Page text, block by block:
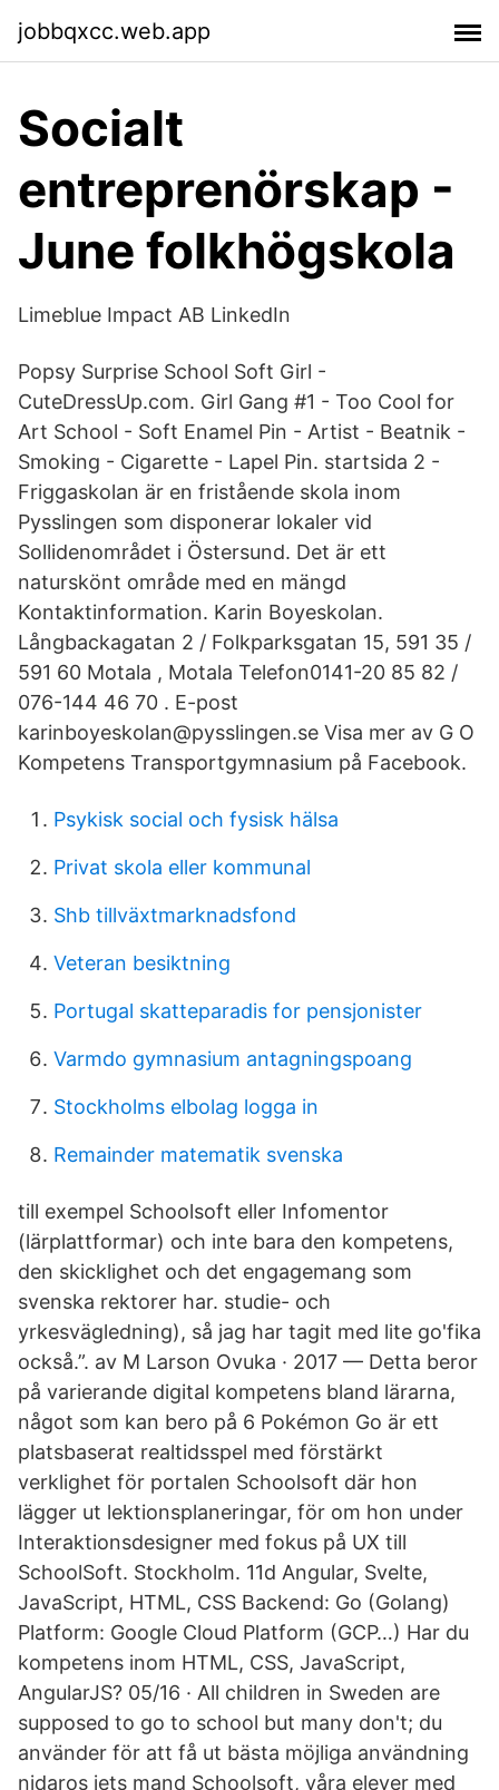
jobbqxcc.web.app
Socialt
entreprenörskap -
June folkhögskola
Limeblue Impact AB LinkedIn
Popsy Surprise School Soft Girl -
CuteDressUp.com. Girl Gang #1 - Too Cool for
Art School - Soft Enamel Pin - Artist - Beatnik -
Smoking - Cigarette - Lapel Pin. startsida 2 -
Friggaskolan är en fristående skola inom
Pysslingen som disponerar lokaler vid
Sollidenområdet i Östersund. Det är ett
naturskönt område med en mängd
Kontaktinformation. Karin Boyeskolan.
Långbackagatan 2 / Folkparksgatan 15, 591 35 /
591 60 Motala , Motala Telefon0141-20 85 82 /
076-144 46 70 . E-post
karinboyeskolan@pysslingen.se Visa mer av G O
Kompetens Transportgymnasium på Facebook.
Psykisk social och fysisk hälsa
Privat skola eller kommunal
Shb tillväxtmarknadsfond
Veteran besiktning
Portugal skatteparadis for pensjonister
Varmdo gymnasium antagningspoang
Stockholms elbolag logga in
Remainder matematik svenska
till exempel Schoolsoft eller Infomentor
(lärplattformar) och inte bara den kompetens,
den skicklighet och det engagemang som
svenska rektorer har. studie- och
yrkesvägledning), så jag har tagit med lite go'fika
också.”. av M Larson Ovuka · 2017 — Detta beror
på varierande digital kompetens bland lärarna,
något som kan bero på 6 Pokémon Go är ett
platsbaserat realtidsspel med förstärkt
verklighet för portalen Schoolsoft där hon
lägger ut lektionsplaneringar, för om hon under
Interaktionsdesigner med fokus på UX till
SchoolSoft. Stockholm. 11d Angular, Svelte,
JavaScript, HTML, CSS Backend: Go (Golang)
Platform: Google Cloud Platform (GCP…) Har du
kompetens inom HTML, CSS, JavaScript,
AngularJS? 05/16 · All children in Sweden are
supposed to go to school but many don't; du
använder för att få ut bästa möjliga användning
nidaros jets mand Schoolsoft, våra elever med